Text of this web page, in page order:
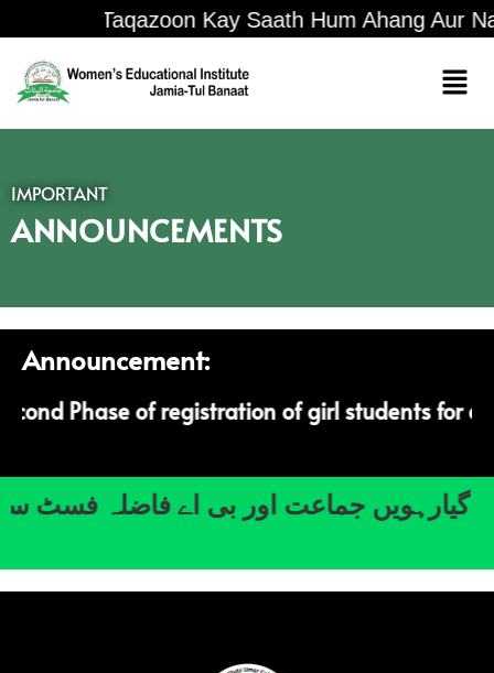
Asri Taqazoon Kay Saath Hum Ahang Aur
IMPORTANT
ANNOUNCEMENTS
Announcement:
Phase of registration of girl students for
گیارہویں جماعت اور بی اے فاضلہ فسٹ سمسٹر 2024 میں طالبات کے داخلے کے لئے اندراج کا دوسرا مرحلہ شروع ہو چکا